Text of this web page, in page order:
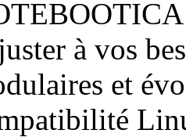
à vos
et